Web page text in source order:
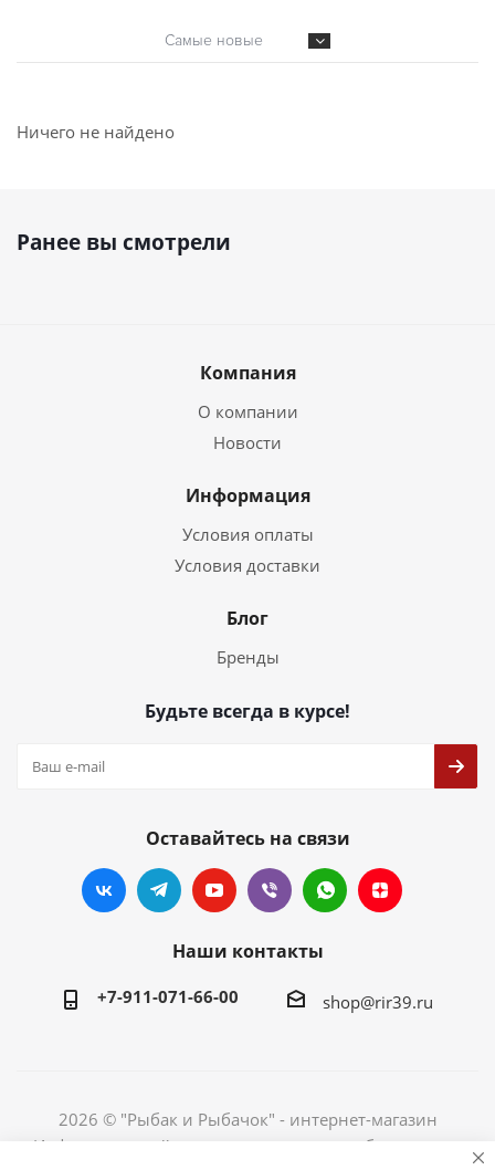
Самые новые
Ничего не найдено
Ранее вы смотрели
Компания
О компании
Новости
Информация
Условия оплаты
Условия доставки
Блог
Бренды
Будьте всегда в курсе!
Оставайтесь на связи
Наши контакты
+7-911-071-66-00 shop@rir39.ru
2026 © "Рыбак и Рыбачок" - интернет-магазин
Информация сайта защищена законом об авторских